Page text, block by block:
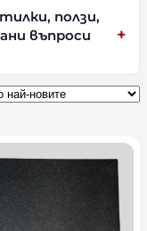
ползи,
въпроси